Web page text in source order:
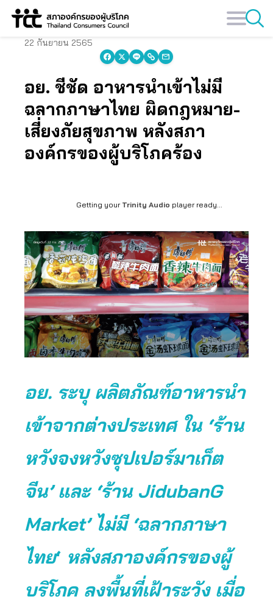
Skip
22 กันยายน 2565
อย. ชี้ชัด อาหารนำเข้าไม่มี
ฉลากภาษาไทย ผิดกฎหมาย-
เสี่ยงภัยสุขภาพ หลังสภา
องค์กรของผู้บริโภคร้อง
Getting your Trinity Audio player ready...
อย. ระบุ ผลิตภัณฑ์อาหารนำ
เข้าจากต่างประเทศ ใน ‘ร้าน
หวังจงหวังซุปเปอร์มาเก็ต
จีน’ และ ‘ร้าน JidubanG
Market’ ไม่มี ‘ฉลากภาษา
ไทย‘ หลังสภาองค์กรของผู้
บริโภค ลงพื้นที่เฝ้าระวัง เมื่อ